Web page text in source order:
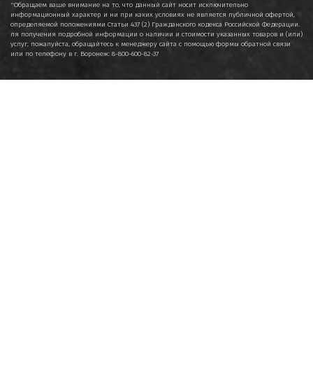
"Обращаем ваше внимание на то, что данный сайт носит исключительно
информационный характер и ни при каких условиях не является публичной офертой,
определяемой положениями Статьи 437 (2) Гражданского кодекса Российской Федерации.
ля получения подробной информации о наличии и стоимости указанных товаров и (или)
услуг, пожалуйста, обращайтесь к менеджеру сайта с помощью формы обратной связи
или по телефону в г. Воронеж: 8-800-600-82-37